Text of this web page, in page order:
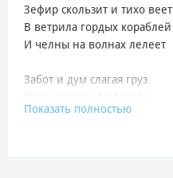
Зефир скользит и тихо веет
В ветрила гордых кораблей
И челны на волнах лелеет
Забот и дум слагая груз
И забываю песни муз
Показать полностью